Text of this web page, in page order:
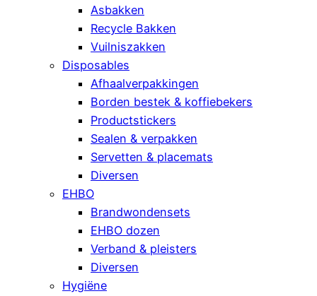
Asbakken
Recycle Bakken
Vuilniszakken
Disposables
Afhaalverpakkingen
Borden bestek & koffiebekers
Productstickers
Sealen & verpakken
Servetten & placemats
Diversen
EHBO
Brandwondensets
EHBO dozen
Verband & pleisters
Diversen
Hygiëne